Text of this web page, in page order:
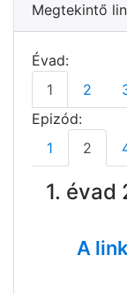
Megtekintő
Évad:
1
2
Epizód:
1
2
1. évad
A